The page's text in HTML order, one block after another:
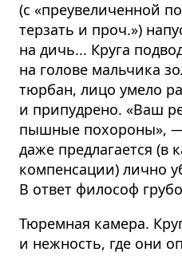
(с «преувеличенной
терзать и проч.»)
на дичь... Круга
на голове мальчика
тюрбан, лицо умело
и припудрено. «Ваш
пышные похороны», —
даже предлагается (в
компенсации) лично
В ответ философ
Тюремная камера.
и нежность, где они